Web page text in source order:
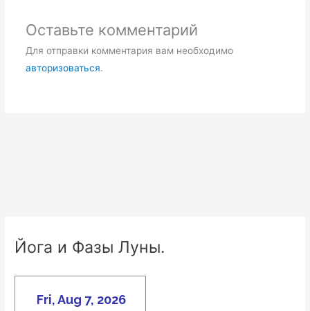
Оставьте комментарий
Для отправки комментария вам необходимо
авторизоваться.
Йога и Фазы Луны.